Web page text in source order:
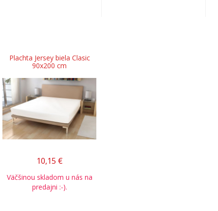
Plachta Jersey biela Clasic
90x200 cm
10,15 €
Väčšinou skladom u nás na
predajni :-).